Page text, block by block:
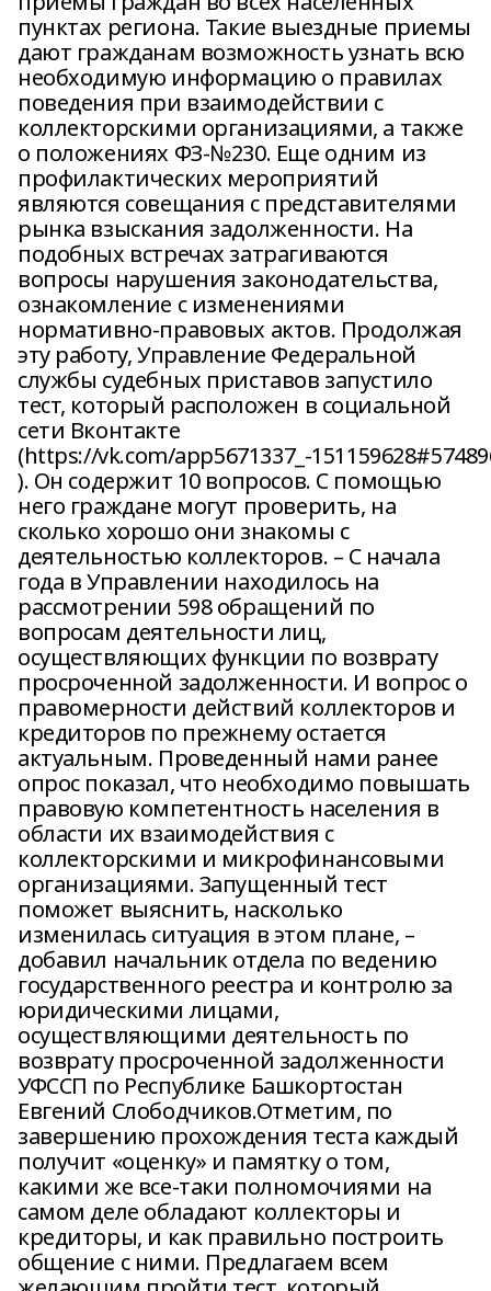
пунктах региона. Такие выездные приемы
дают гражданам возможность узнать всю
необходимую информацию о правилах
поведения при взаимодействии с
коллекторскими организациями, а также
о положениях ФЗ-№230. Еще одним из
профилактических мероприятий
являются совещания с представителями
рынка взыскания задолженности. На
подобных встречах затрагиваются
вопросы нарушения законодательства,
ознакомление с изменениями
нормативно-правовых актов. Продолжая
эту работу, Управление Федеральной
службы судебных приставов запустило
тест, который расположен в социальной
сети Вконтакте
(https://vk.com/app5671337_-
). Он содержит 10 вопросов. С помощью
него граждане могут проверить, на
сколько хорошо они знакомы с
деятельностью коллекторов. – С начала
года в Управлении находилось на
рассмотрении 598 обращений по
вопросам деятельности лиц,
осуществляющих функции по возврату
просроченной задолженности. И вопрос о
правомерности действий коллекторов и
кредиторов по прежнему остается
актуальным. Проведенный нами ранее
опрос показал, что необходимо повышать
правовую компетентность населения в
области их взаимодействия с
коллекторскими и микрофинансовыми
организациями. Запущенный тест
поможет выяснить, насколько
изменилась ситуация в этом плане, –
добавил начальник отдела по ведению
государственного реестра и контролю за
юридическими лицами,
осуществляющими деятельность по
возврату просроченной задолженности
УФССП по Республике Башкортостан
Евгений Слободчиков.Отметим, по
завершению прохождения теста каждый
получит «оценку» и памятку о том,
какими же все-таки полномочиями на
самом деле обладают коллекторы и
кредиторы, и как правильно построить
общение с ними. Предлагаем всем